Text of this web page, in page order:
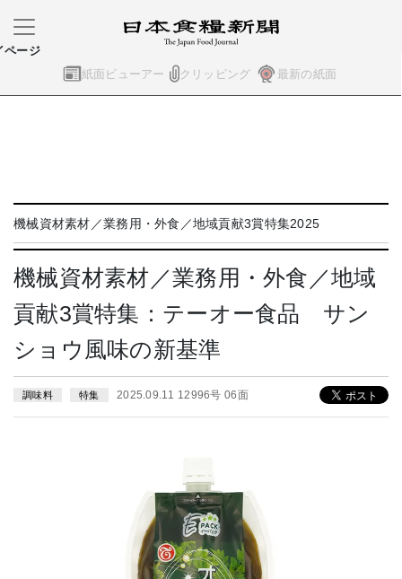
紙面ビューアー クリッピング 最新の紙面
ページ
機械資材素材／業務用・外食／地域貢献3賞特集2025
機械資材素材／業務用・外食／地域
貢献3賞特集：テーオー食品 サン
ショウ風味の新基準
調味料 特集 2025.09.11 12996号 06面